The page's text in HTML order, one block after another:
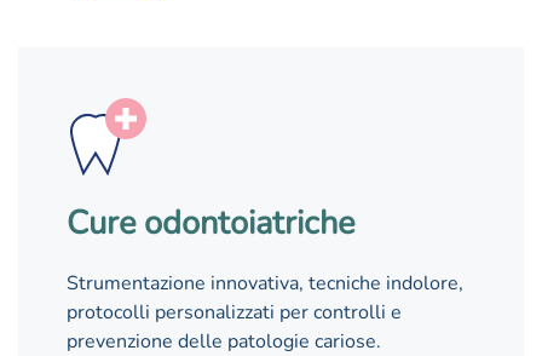
Cure odontoiatriche
Strumentazione innovativa, tecniche indolore,
protocolli personalizzati per controlli e
prevenzione delle patologie cariose.